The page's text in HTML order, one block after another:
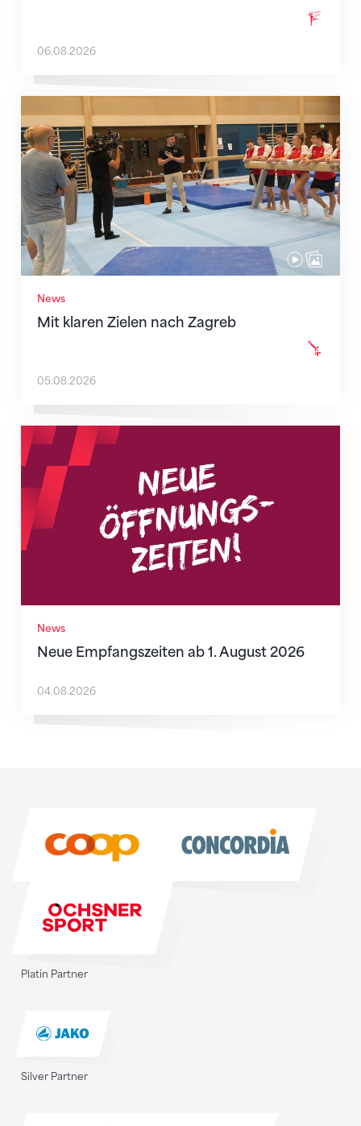
06.08.2026
News
Mit klaren Zielen nach Zagreb
Mit klaren Zielen nach Zagreb
05.08.2026
News
Neue Empfangszeiten ab 1. August 2026
Neue Empfangszeiten ab 1. August 2026
04.08.2026
Platin Partner
Silver Partner